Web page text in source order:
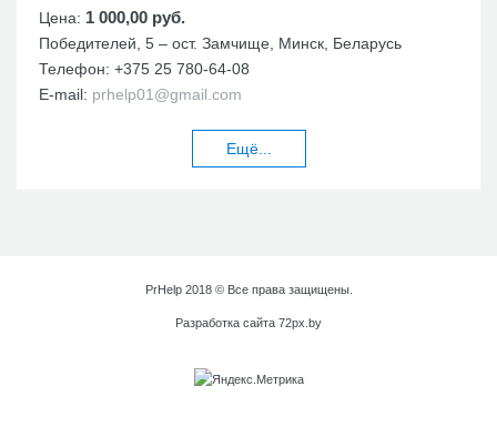
Цена: 1 000,00 руб.
Победителей, 5 – ост. Замчище, Минск, Беларусь
Телефон: +375 25 780-64-08
E-mail: prhelp01@gmail.com
Ещё...
PrHelp 2018 © Все права защищены.
Разработка сайта 72px.by